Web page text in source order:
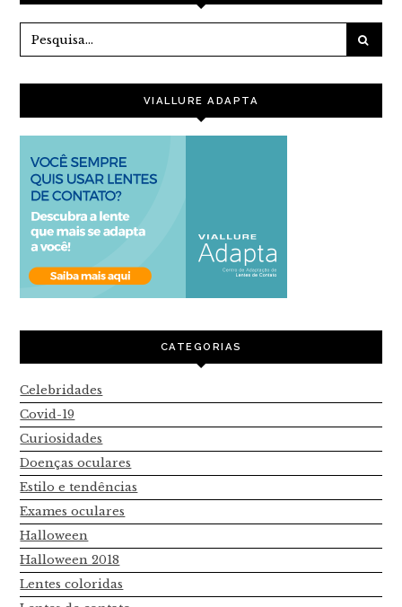
VIALLURE ADAPTA
CATEGORIAS
Celebridades
Covid-19
Curiosidades
Doenças oculares
Estilo e tendências
Exames oculares
Halloween
Halloween 2018
Lentes coloridas